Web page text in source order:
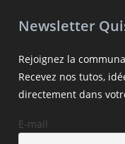
Newsletter
Rejoignez la
Recevez nos tutos,
directement dans
E-mail